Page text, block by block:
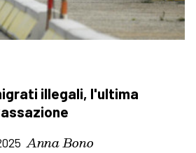
illegali, l'ultima
Anna Bono